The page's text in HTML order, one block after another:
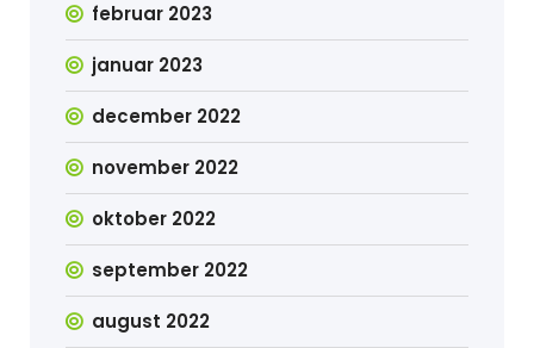
februar 2023
januar 2023
december 2022
november 2022
oktober 2022
september 2022
august 2022